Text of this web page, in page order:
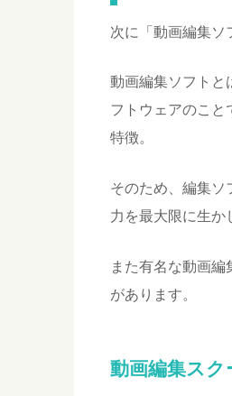
次に「動画編集ソ
動画編集ソフトと
フトウェアのこと
特徴。
そのため、編集ソ
力を最大限に生か
また有名な動画
があります。
動画編集スク